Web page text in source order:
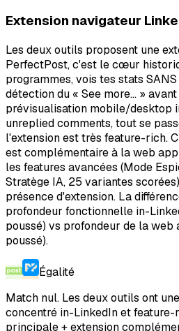
Extension navigateur
Les deux outils proposent une
PerfectPost, c'est le cœur
programmes, vois tes stats
détection du « See more... »
prévisualisation mobile/desktop
unreplied comments, tout se
l'extension est très feature-rich.
est complémentaire à la web
les features avancées (Mode
Stratège IA, 25 variantes
présence d'extension. La
profondeur fonctionnelle in-
poussé) vs profondeur de la web
poussé).
Égalité
Match nul. Les deux outils ont
concentré in-LinkedIn et
principale + extension